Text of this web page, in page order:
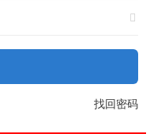
找回密码